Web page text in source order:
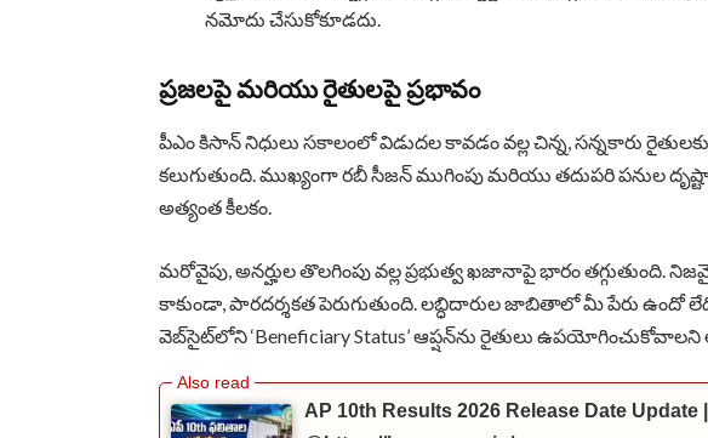
నమోదు చేసుకోకూడదు.
ప్రజలపై మరియు రైతులపై ప్రభావం
పీఎం కిసాన్ నిధులు సకాలంలో విడుదల కావడం వల్ల చిన్న, సన్నకారు
కలుగుతుంది. ముఖ్యంగా రబీ సీజన్ ముగింపు మరియు తదుపరి పనుల
అత్యంత కీలకం.
మరోవైపు, అనర్హుల తొలగింపు వల్ల ప్రభుత్వ ఖజానాపై భారం తగ్గుతుంది.
కాకుండా, పారదర్శకత పెరుగుతుంది. లబ్ధిదారుల జాబితాలో మీ పేరు ఉందో
వెబ్‌సైట్‌లోని ‘Beneficiary Status’ ఆప్షన్‌ను రైతులు ఉపయోగించుకోవాలని
AP 10th Results 2026 Release Date Update